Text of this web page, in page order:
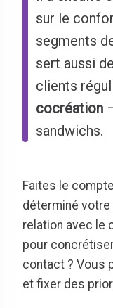
sur le
segments
sert aussi de
clients
cocréation
sandwichs.
Faites le
déterminé
relation avec le
pour
contact ? Vous
et fixer des